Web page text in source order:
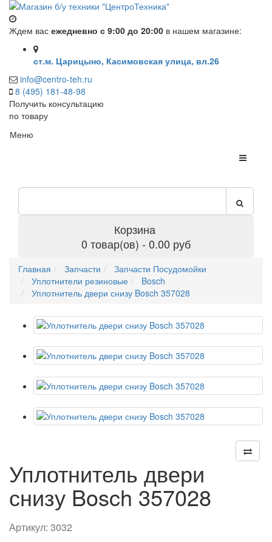
Ждем вас ежедневно с 9:00 до 20:00 в нашем магазине:
ст.м. Царицыно, Касимовская улица, вл.26
info@centro-teh.ru
8 (495) 181-48-98
Получить консультацию
по товару
Меню
Корзина
0 товар(ов) - 0.00 руб
Главная Запчасти
Запчасти Посудомойки
Уплотнители резиновые
Bosch
Уплотнитель двери снизу Bosch 357028
Уплотнитель двери
снизу Bosch 357028
Артикул: 3032